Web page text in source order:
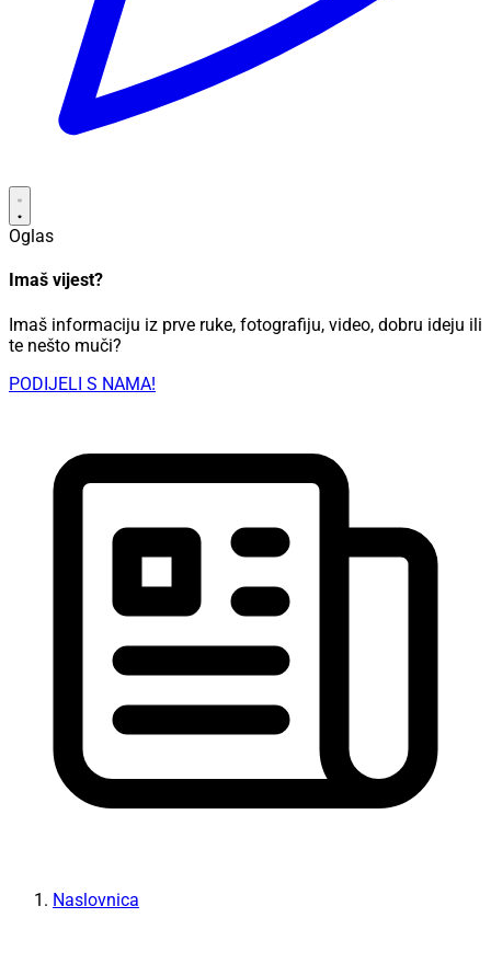
Oglas
Imaš vijest?
Imaš informaciju iz prve ruke, fotografiju, video, dobru ideju ili
te nešto muči?
PODIJELI S NAMA!
Naslovnica